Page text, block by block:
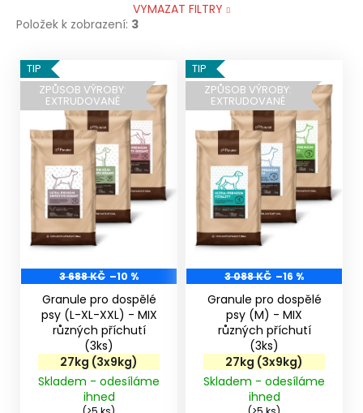
VYMAZAT FILTRY
Položek k zobrazení: 3
V
ý
p
k
TIP
ZPŮSOB VÝROBY:
EXTRUDOVANÉ
3 688 KČ –10 %
Granule pro dospělé
psy (L-XL-XXL) - MIX
různých příchutí
27kg (3x9kg)
Skladem - odesíláme
ihned
TIP
ZPŮSOB VÝROBY:
EXTRUDOVANÉ
3 088 KČ –16 %
Granule pro dospělé
psy (M) - MIX
různých příchutí
27kg (3x9kg)
Skladem - odesíláme
ihned